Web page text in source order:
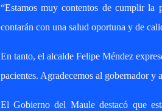
“Estamos muy contentos de cumplir la
contarán con una salud oportuna y de
En tanto, el alcalde Felipe Méndez
pacientes. Agradecemos al gobernador y
El Gobierno del Maule destacó que